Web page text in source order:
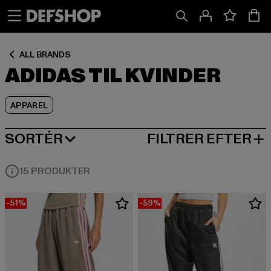
ALL BRANDS
ADIDAS TIL KVINDER
APPAREL
SORTÉR
MEST POPULÆRE FILTRER EFTER
15 PRODUKTER
-51% -59%